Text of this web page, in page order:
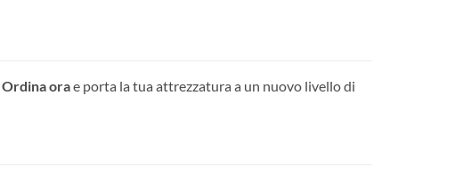
Ordina orae porta la tua attrezzatura a un nuovo livello di